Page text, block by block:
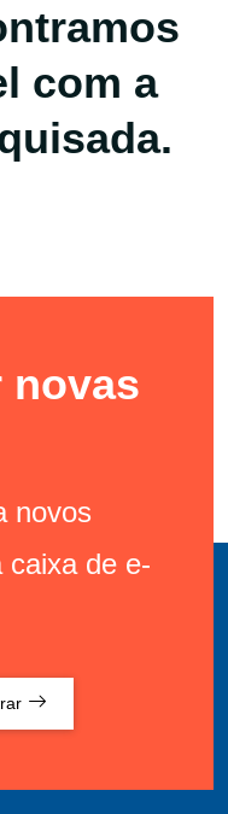
com a
novas
novos
caixa de e-